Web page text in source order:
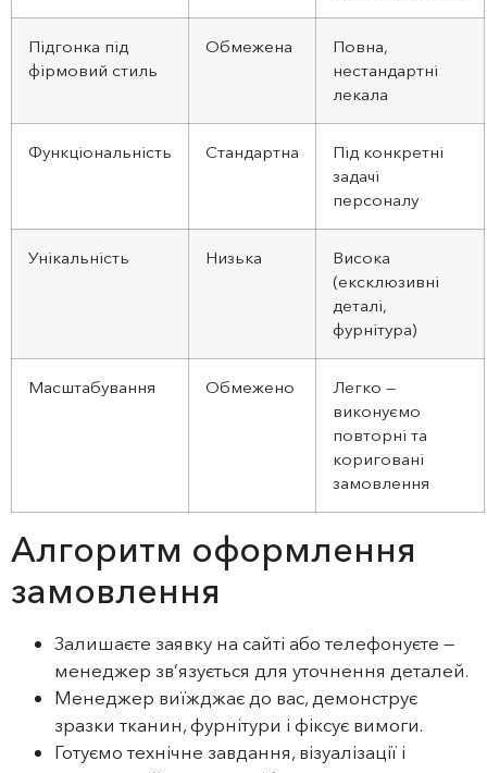
Підгонка під
фірмовий стиль
Обмежена
Повна,
нестандартні
лекала
Функціональність Стандартна
Під конкретні
задачі
персоналу
Унікальність Низька
Висока
(ексклюзивні
деталі,
фурнітура)
Масштабування Обмежено
Легко —
виконуємо
повторні та
кориговані
замовлення
Алгоритм оформлення
замовлення
Залишаєте заявку на сайті або телефонуєте —
менеджер зв’язується для уточнення деталей.
Менеджер виїжджає до вас, демонструє
зразки тканин, фурнітури і фіксує вимоги.
Готуємо технічне завдання, візуалізації і